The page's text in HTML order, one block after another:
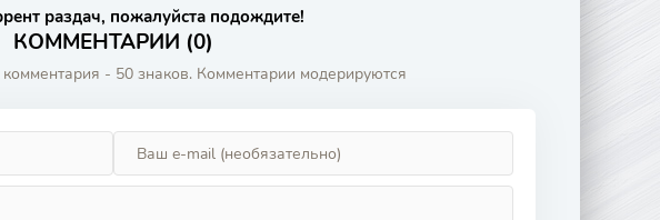
раздач, пожалуйста подождите!
КОММЕНТАРИИ (0)
- 50 знаков. Комментарии модерируются